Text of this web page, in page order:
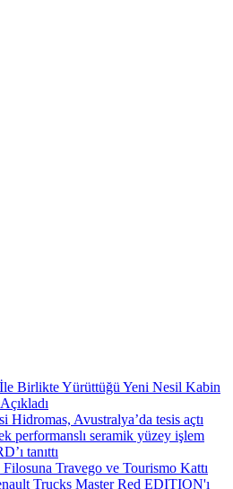
Birlikte Yürüttüğü Yeni Nesil Kabin
Hidromas, Avustralya’da tesis açtı
performanslı seramik yüzey işlem
tanıttı
Travego ve Tourismo Kattı
Trucks Master Red EDITION'ı